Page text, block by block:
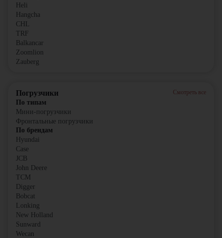
Heli
Hangcha
CHL
TRF
Balkancar
Zoomlion
Zauberg
Погрузчики Смотреть все
По типам
Мини-погрузчики
Фронтальные погрузчики
По брендам
Hyundai
Case
JCB
John Deere
TCM
Digger
Bobcat
Lonking
New Holland
Sunward
Wecan